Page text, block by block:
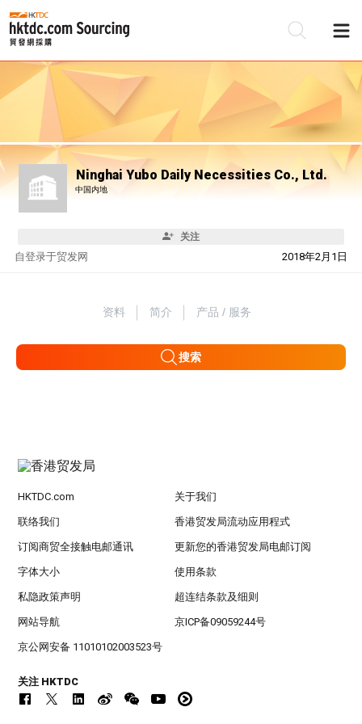
Ninghai Yubo Daily Necessities Co., Ltd.
中国内地
关注
自 2018年2月1日
登录于贸发网
资料 简介 产品 / 服务
搜索
HKTDC.com 关于我们
联络我们 香港贸发局流动应用程式
订阅商贸全接触电邮通讯 更新您的香港贸发局电邮订阅
字体大小 使用条款
私隐政策声明 超连结条款及细则
网站导航 京ICP备09059244号
京公网安备 11010102003523号
关注 HKTDC